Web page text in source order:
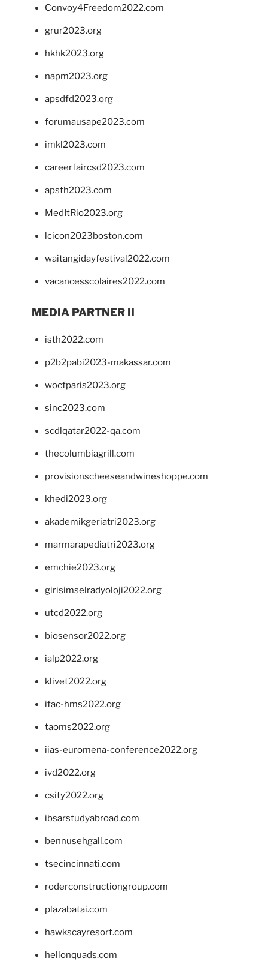
Convoy4Freedom2022.com
grur2023.org
hkhk2023.org
napm2023.org
apsdfd2023.org
forumausape2023.com
imkl2023.com
careerfaircsd2023.com
apsth2023.com
MedItRio2023.org
lcicon2023boston.com
waitangidayfestival2022.com
vacancesscolaires2022.com
MEDIA PARTNER II
isth2022.com
p2b2pabi2023-makassar.com
wocfparis2023.org
sinc2023.com
scdlqatar2022-qa.com
thecolumbiagrill.com
provisionscheeseandwineshoppe.com
khedi2023.org
akademikgeriatri2023.org
marmarapediatri2023.org
emchie2023.org
girisimselradyoloji2022.org
utcd2022.org
biosensor2022.org
ialp2022.org
klivet2022.org
ifac-hms2022.org
taoms2022.org
iias-euromena-conference2022.org
ivd2022.org
csity2022.org
ibsarstudyabroad.com
bennusehgall.com
tsecincinnati.com
roderconstructiongroup.com
plazabatai.com
hawkscayresort.com
hellonquads.com